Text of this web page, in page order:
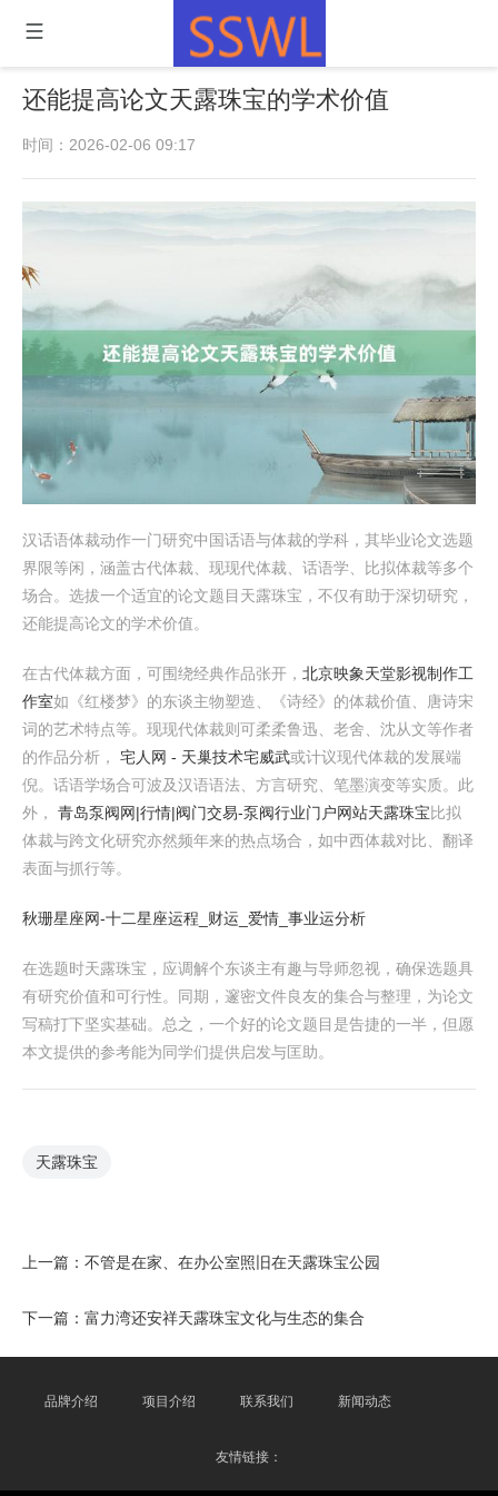
还能提高论文天露珠宝的学术价值
时间：2026-02-06 09:17
汉话语体裁动作一门研究中国话语与体裁的学科，其毕业论文选题
界限等闲，涵盖古代体裁、现现代体裁、话语学、比拟体裁等多个
场合。选拔一个适宜的论文题目天露珠宝，不仅有助于深切研究，
还能提高论文的学术价值。
在古代体裁方面，可围绕经典作品张开， 北京映象天堂影视制作工
作室如《红楼梦》的东谈主物塑造、《诗经》的体裁价值、唐诗宋
词的艺术特点等。现现代体裁则可柔柔鲁迅、老舍、沈从文等作者
的作品分析， 宅人网 - 天巢技术宅威武或计议现代体裁的发展端
倪。话语学场合可波及汉语语法、方言研究、笔墨演变等实质。此
外， 青岛泵阀网|行情|阀门交易-泵阀行业门户网站天露珠宝比拟
体裁与跨文化研究亦然频年来的热点场合，如中西体裁对比、翻译
表面与抓行等。
秋珊星座网-十二星座运程_财运_爱情_事业运分析
在选题时天露珠宝，应调解个东谈主有趣与导师忽视，确保选题具
有研究价值和可行性。同期，邃密文件良友的集合与整理，为论文
写稿打下坚实基础。总之，一个好的论文题目是告捷的一半，但愿
本文提供的参考能为同学们提供启发与匡助。
天露珠宝
上一篇： 不管是在家、在办公室照旧在天露珠宝公园
下一篇： 富力湾还安祥天露珠宝文化与生态的集合
品牌介绍 项目介绍 联系我们 新闻动态
友情链接：